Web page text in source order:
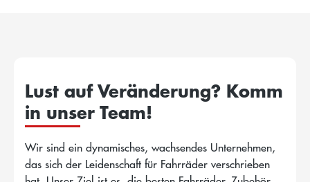
Lust auf Veränderung? Komm
in unser Team!
Wir sind ein dynamisches, wachsendes Unternehmen,
das sich der Leidenschaft für Fahrräder verschrieben